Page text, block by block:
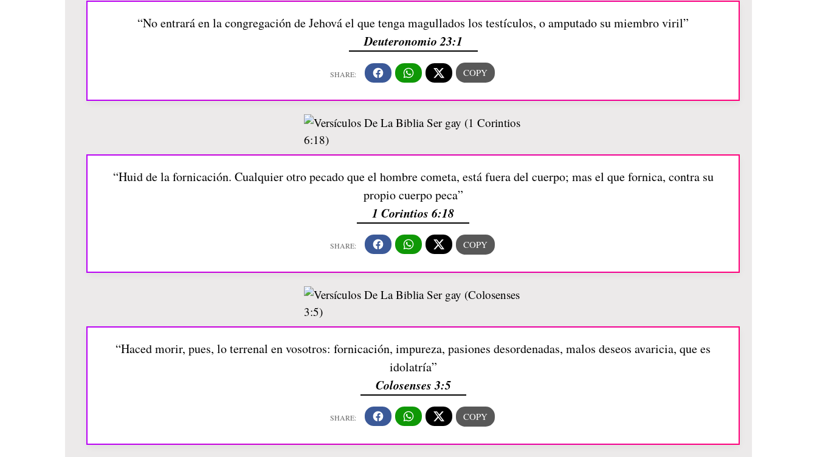
“No entrará en la congregación de Jehová el que tenga magullados los testículos, o amputado su miembro viril”
Deuteronomio 23:1
“Huid de la fornicación. Cualquier otro pecado que el hombre cometa, está fuera del cuerpo; mas el que fornica, contra su
propio cuerpo peca”
1 Corintios 6:18
“Haced morir, pues, lo terrenal en vosotros: fornicación, impureza, pasiones desordenadas, malos deseos avaricia, que es
idolatría”
Colosenses 3:5